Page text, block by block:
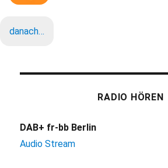
danach…
RADIO HÖREN
DAB+ fr-bb Berlin
Audio Stream